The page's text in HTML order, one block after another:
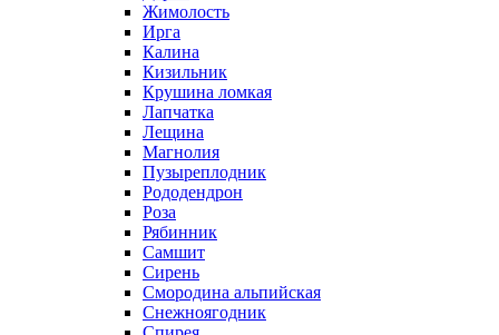
Жимолость
Ирга
Калина
Кизильник
Крушина ломкая
Лапчатка
Лещина
Магнолия
Пузыреплодник
Рододендрон
Роза
Рябинник
Самшит
Сирень
Смородина альпийская
Снежноягодник